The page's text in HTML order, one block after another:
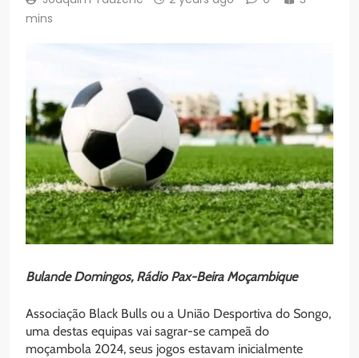
mins
Bulande Domingos, Rádio Pax-Beira Moçambique
Associação Black Bulls ou a União Desportiva do Songo,
uma destas equipas vai sagrar-se campeã do
moçambola 2024, seus jogos estavam inicialmente